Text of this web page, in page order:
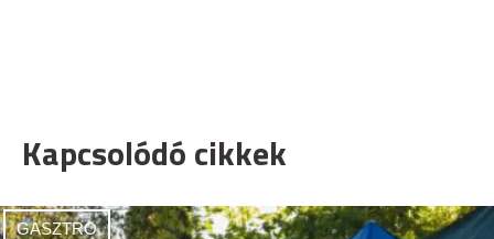
Kapcsolódó cikkek
GASZTRO